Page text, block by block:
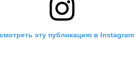
эту публикацию в Instagram